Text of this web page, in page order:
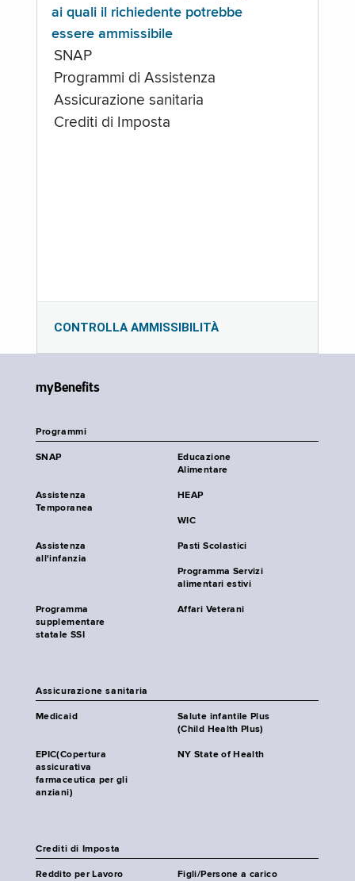
ai quali il richiedente potrebbe
essere ammissibile
SNAP
Programmi di Assistenza
Assicurazione sanitaria
Crediti di Imposta
CONTROLLA AMMISSIBILITÀ
myBenefits
Programmi
SNAP
Educazione
Alimentare
Assistenza
Temporanea
HEAP
WIC
Assistenza
all'infanzia
Pasti Scolastici
Programma Servizi
alimentari estivi
Programma
supplementare
statale SSI
Affari Veterani
Assicurazione sanitaria
Medicaid
Salute infantile Plus
(Child Health Plus)
EPIC(Copertura
assicurativa
farmaceutica per gli
anziani)
NY State of Health
Crediti di Imposta
Reddito per Lavoro Figli/Persone a carico